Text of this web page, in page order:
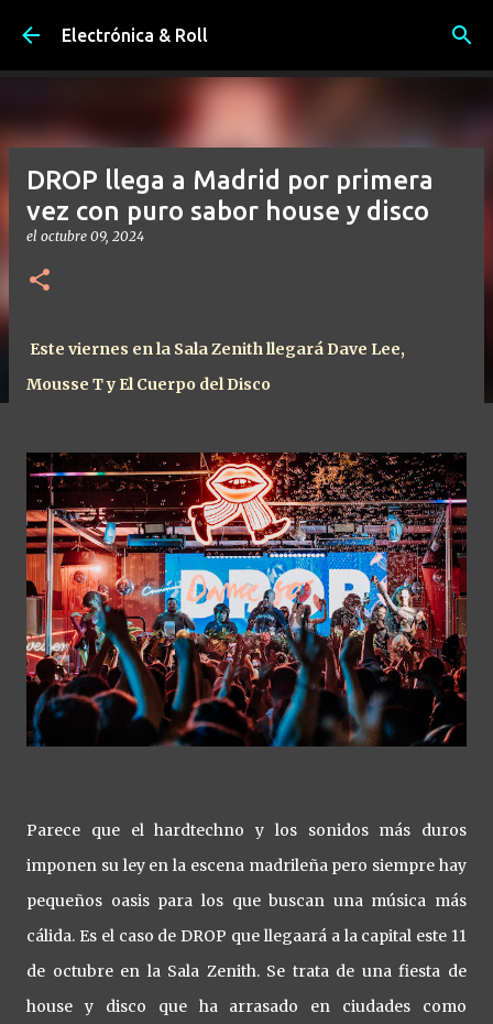
Ir al contenido principal
Electrónica & Roll
DROP llega a Madrid por primera
vez con puro sabor house y disco
el octubre 09, 2024
Este viernes en la Sala Zenith llegará Dave Lee,
Mousse T y El Cuerpo del Disco
Parece que el hardtechno y los sonidos más duros
imponen su ley en la escena madrileña pero siempre hay
pequeños oasis para los que buscan una música más
cálida. Es el caso de DROP que llegaará a la capital este 11
de octubre en la Sala Zenith. Se trata de una fiesta de
house y disco que ha arrasado en ciudades como